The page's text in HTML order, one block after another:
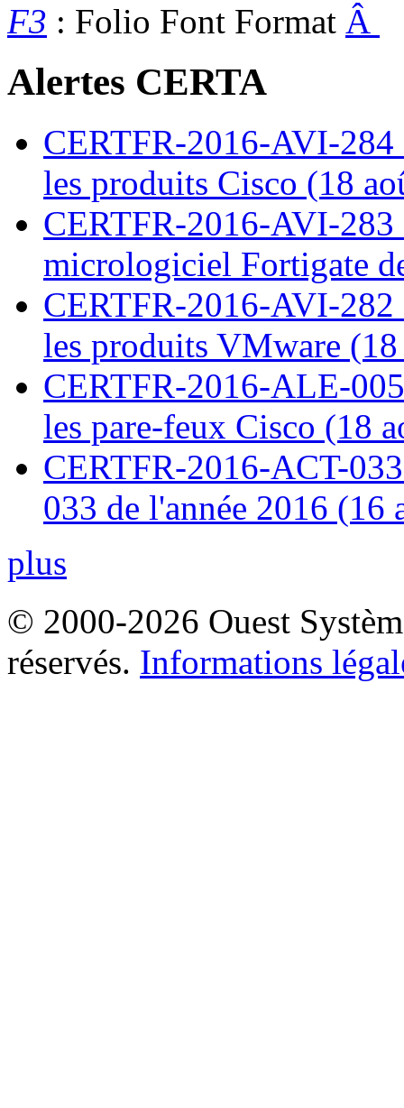
F3 : Folio Font Format Â
Alertes CERTA
CERTFR-2016-AVI-
les produits Cisco (18
CERTFR-2016-AVI-
micrologiciel Fortigate
CERTFR-2016-AVI-
les produits VMware
CERTFR-2016-ALE-
les pare-feux Cisco (18
CERTFR-2016-ACT-
033 de l'année 2016 (16
plus
© 2000-2026 Ouest
réservés. Informations